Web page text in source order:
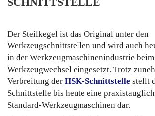
Der Steilkegel ist das Original unter den
Werkzeugschnittstellen und wird auch
in der Werkzeugmaschinenindustrie
Werkzeugwechsel eingesetzt. Trotz
Verbreitung der HSK-Schnittstelle stellt
Schnittstelle bis heute eine
Standard-Werkzeugmaschinen dar.